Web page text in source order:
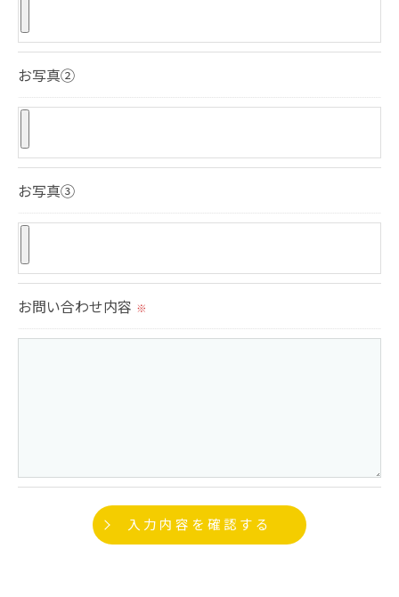
個人情報の開示･訂正･削除・利用停止の具体的手続
お写真②
お写真③
お問い合わせ内容 ※